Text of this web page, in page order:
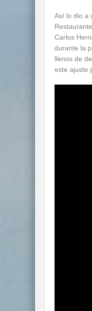
Así lo dio a
Carlos
durante la
llenos de
este ajuste